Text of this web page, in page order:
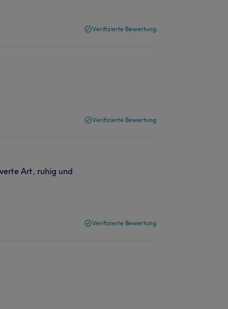
Verifizierte Bewertung
Verifizierte Bewertung
Art, ruhig und
Verifizierte Bewertung